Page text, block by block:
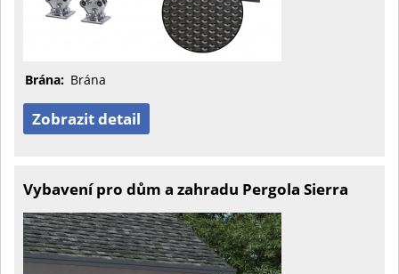
Brána: Brána
Zobrazit detail
Vybavení pro dům a zahradu Pergola Sierra